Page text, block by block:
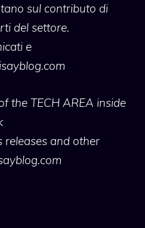
sul contributo di
del settore.
e
the TECH AREA inside
releases and other